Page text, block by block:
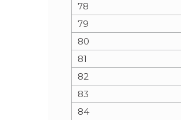
78
79
80
81
82
83
84